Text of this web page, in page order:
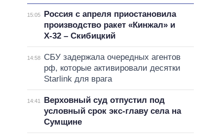
15:05
Россия с апреля приостановила
производство ракет «Кинжал» и
Х-32 – Скибицкий
14:58
СБУ задержала очередных агентов
рф, которые активировали десятки
Starlink для врага
14:41
Верховный суд отпустил под
условный срок экс-главу села на
Сумщине